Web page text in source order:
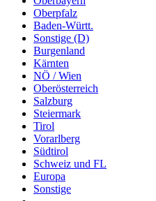
Oberpfalz
Baden-Württ.
Sonstige (D)
Burgenland
Kärnten
NÖ / Wien
Oberösterreich
Salzburg
Steiermark
Tirol
Vorarlberg
Südtirol
Schweiz und FL
Europa
Sonstige